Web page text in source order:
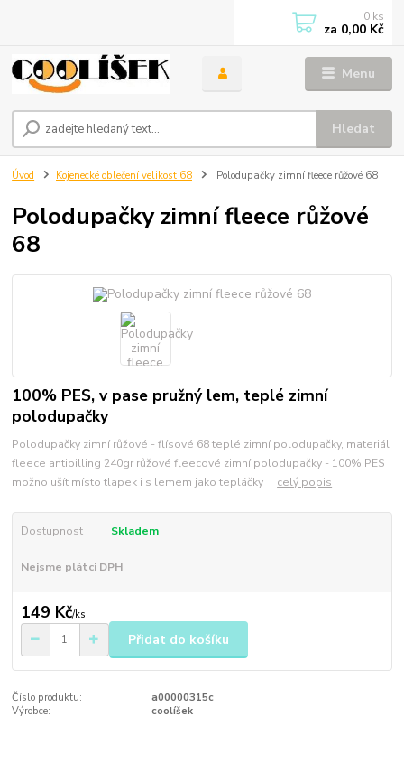
Menu
Hledat
0 ks
za 0,00 Kč
Úvod Kojenecké oblečení velikost 68 Polodupačky zimní fleece růžové 68
Polodupačky zimní fleece růžové
68
100% PES, v pase pružný lem, teplé zimní
polodupačky
Polodupačky zimní růžové - flísové 68 teplé zimní polodupačky, materiál
fleece antipilling 240gr růžové fleecové zimní polodupačky - 100% PES
možno ušít místo tlapek i s lemem jako tepláčky celý popis
Dostupnost Skladem
Nejsme plátci DPH
149 Kč/ks
Přidat do košíku
Číslo produktu:
a00000315c
Výrobce:
coolíšek